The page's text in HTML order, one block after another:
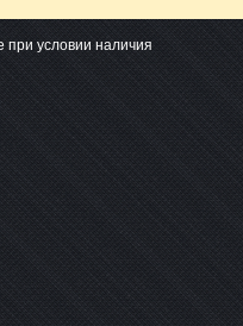
при условии наличия